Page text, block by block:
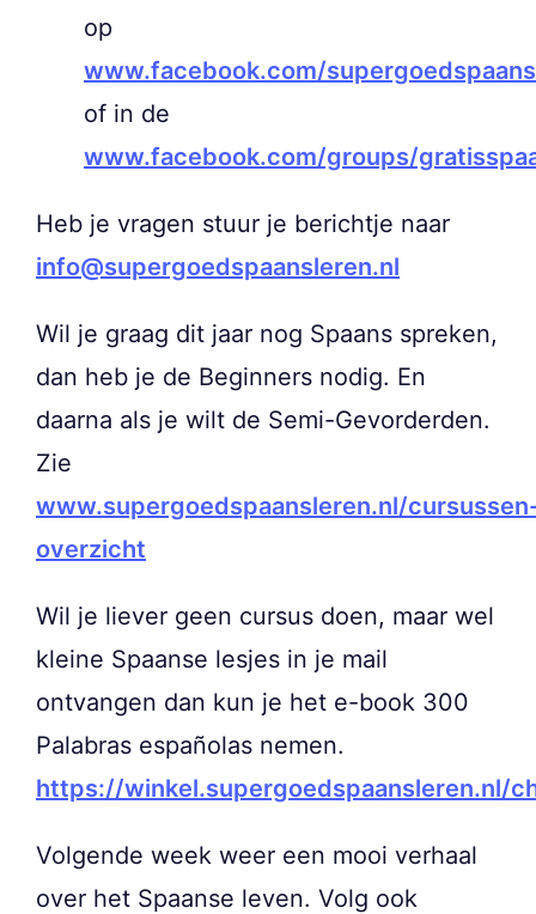
op
www.facebook.com/
of in de
www.facebook.com/groups/
Heb je vragen stuur je berichtje naar
info@supergoedspaansleren.nl
Wil je graag dit jaar nog Spaans spreken,
dan heb je de Beginners nodig. En
daarna als je wilt de Semi-Gevorderden.
Zie
www.supergoedspaansleren.nl/
overzicht
Wil je liever geen cursus doen, maar wel
kleine Spaanse lesjes in je mail
ontvangen dan kun je het e-book 300
Palabras españolas nemen.
https://winkel.supergoedspaansleren.nl/
Volgende week weer een mooi verhaal
over het Spaanse leven. Volg ook